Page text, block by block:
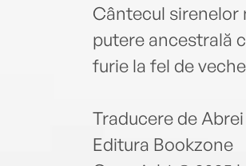
Cântecul sirenelor
putere ancestrală
furie la fel de
Traducere de
Editura Bookzone